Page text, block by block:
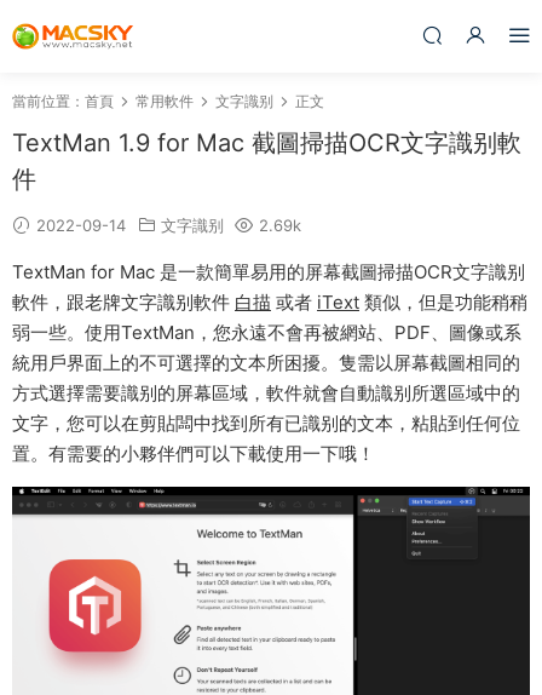
當前位置： 首頁 常用軟件 文字識别 正文
TextMan 1.9 for Mac 截圖掃描OCR文字識别軟
件
2022-09-14 文字識别 2.69k
TextMan for Mac 是一款簡單易用的屏幕截圖掃描OCR文字識别
軟件，跟老牌文字識别軟件 白描 或者 iText 類似，但是功能稍稍
弱一些。使用TextMan，您永遠不會再被網站、PDF、圖像或系
統用戶界面上的不可選擇的文本所困擾。隻需以屏幕截圖相同的
方式選擇需要識别的屏幕區域，軟件就會自動識别所選區域中的
文字，您可以在剪貼闆中找到所有已識别的文本，粘貼到任何位
置。有需要的小夥伴們可以下載使用一下哦！